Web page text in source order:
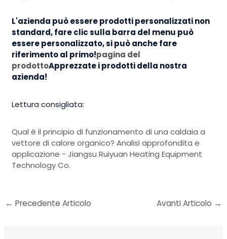
L'azienda può essere prodotti personalizzati non
standard, fare clic sulla barra del menu può
essere personalizzato, si può anche fare
riferimento al primo!pagina del
prodottoApprezzate i prodotti della nostra
azienda!
Lettura consigliata:
Qual è il principio di funzionamento di una caldaia a
vettore di calore organico? Analisi approfondita e
applicazione - Jiangsu Ruiyuan Heating Equipment
Technology Co.
← Precedente Articolo Avanti Articolo →